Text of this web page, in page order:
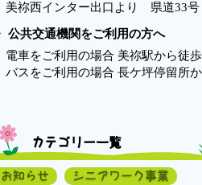
美祢西インター出口より 県道33
公共交通機関をご利用の方へ
電車をご利用の場合 美祢駅から徒
バスをご利用の場合 長ケ坪停留所
カテゴリー一覧
お知らせ
シニアワーク事業